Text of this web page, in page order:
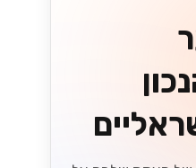
בישראל! עם
קשר עם לקוחות,